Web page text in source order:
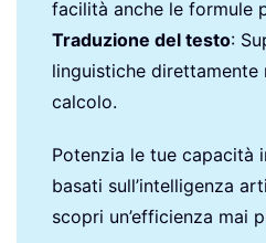
facilità anche le formule
Traduzione del testo:
linguistiche
calcolo.
Potenzia le tue capacità
basati sull’intelligenza
scopri un’efficienza mai